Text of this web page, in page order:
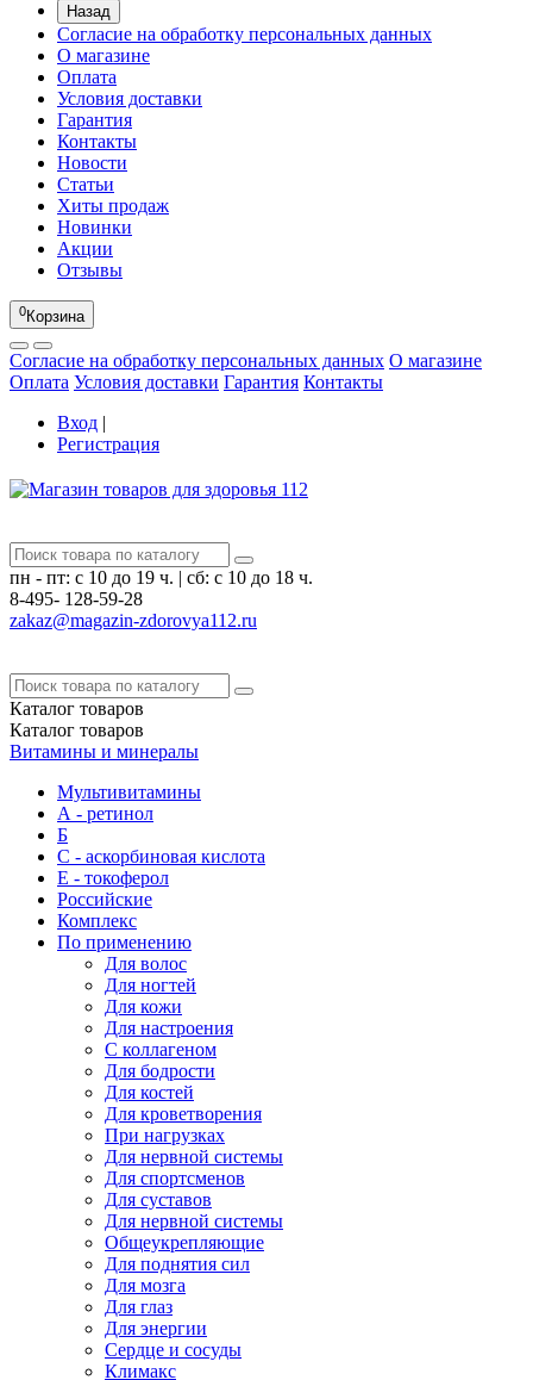
Назад
Согласие на обработку персональных данных
О магазине
Оплата
Условия доставки
Гарантия
Контакты
Новости
Статьи
Хиты продаж
Новинки
Акции
Отзывы
0Корзина
Согласие на обработку персональных данных О магазине
Оплата Условия доставки Гарантия Контакты
Вход |
Регистрация
пн - пт: с 10 до 19 ч. | сб: с 10 до 18 ч.
8-495- 128-59-28
zakaz@magazin-zdorovya112.ru
Каталог товаров
Каталог товаров
Витамины и минералы
Мультивитамины
А - ретинол
Б
С - аскорбиновая кислота
Е - токоферол
Российские
Комплекс
По применению
Для волос
Для ногтей
Для кожи
Для настроения
С коллагеном
Для бодрости
Для костей
Для кроветворения
При нагрузках
Для нервной системы
Для спортсменов
Для суставов
Для нервной системы
Общеукрепляющие
Для поднятия сил
Для мозга
Для глаз
Для энергии
Сердце и сосуды
Климакс